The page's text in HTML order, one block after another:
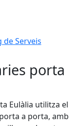
de Serveis
porta
Eulàlia utilitza el
a porta, amb